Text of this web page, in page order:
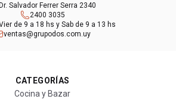
Dr. Salvador Ferrer Serra 2340
2400 3035
de 9 a 18 hs y Sab de 9 a 13 hs
ventas@grupodos.com.uy
CATEGORÍAS
Cocina y Bazar